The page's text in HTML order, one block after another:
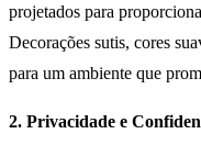
projetados para
Decorações sutis, cores
para um ambiente que
2. Privacidade e